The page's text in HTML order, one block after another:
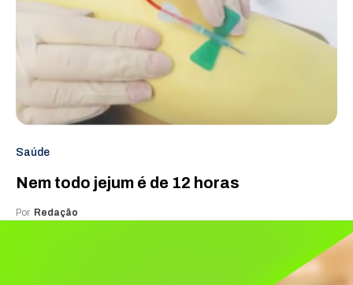
Saúde
Nem todo jejum é de 12 horas
Por Redação